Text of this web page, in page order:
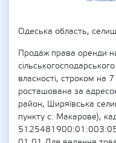
Одеська область,
Продаж права оренди
власності, строком на
росташована за
район, Ширяївська
пункту с. Макарове),